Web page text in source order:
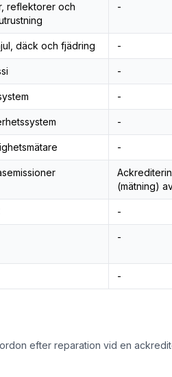
reflektorer och
-
däck och fjädring -
-
-
-
-
(mätning)
-
-
-
efter reparation vid en